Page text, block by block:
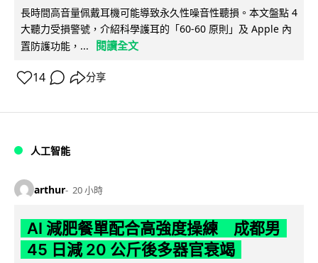
長時間高音量佩戴耳機可能導致永久性噪音性聽損。本文盤點 4
大聽力受損警號，介紹科學護耳的「60-60 原則」及 Apple 內
置防護功能，...
閱讀全文
14 分享
人工智能
arthur 20 小時
AI 減肥餐單配合高強度操練 成都男
45 日減 20 公斤後多器官衰竭